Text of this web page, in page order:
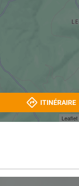
Leaflet
ITINÉRAIRE